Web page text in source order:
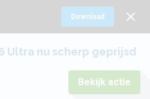
Download
Ultra nu scherp geprijsd
Bekijk actie